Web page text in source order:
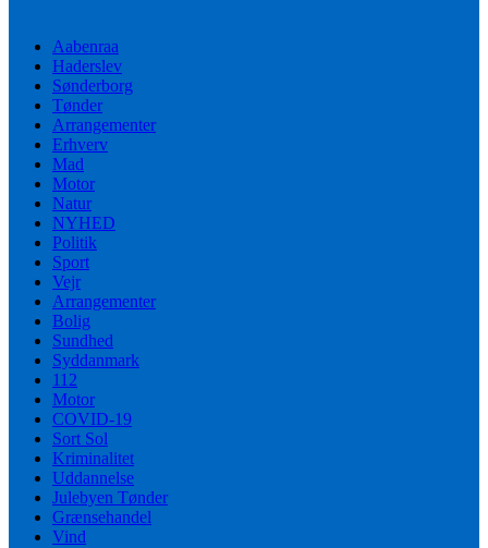
Aabenraa
Haderslev
Sønderborg
Tønder
Arrangementer
Erhverv
Mad
Motor
Natur
NYHED
Politik
Sport
Vejr
Arrangementer
Bolig
Sundhed
Syddanmark
112
Motor
COVID-19
Sort Sol
Kriminalitet
Uddannelse
Julebyen Tønder
Grænsehandel
Vind